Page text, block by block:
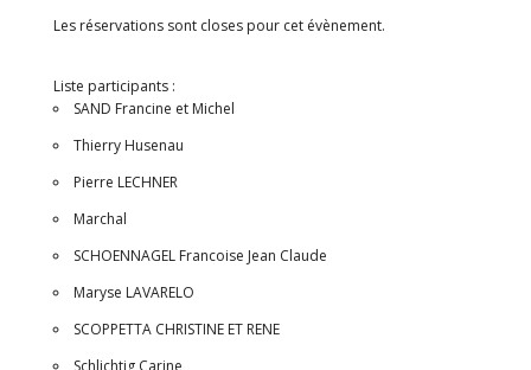
Les réservations sont closes pour cet évènement.
Liste participants :
SAND Francine et Michel
Thierry Husenau
Pierre LECHNER
Marchal
SCHOENNAGEL Francoise Jean Claude
Maryse LAVARELO
SCOPPETTA CHRISTINE ET RENE
Schlichtig Carine